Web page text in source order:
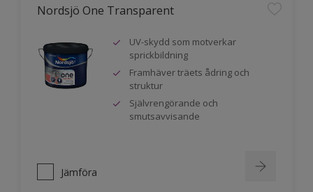
Nordsjö One Transparent
UV-skydd som motverkar
sprickbildning
Framhäver träets ådring och
struktur
Självrengörande och
smutsavvisande
Jämföra